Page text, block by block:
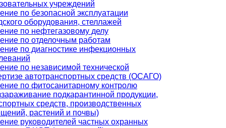
учреждений
по безопасной эксплуатации
оборудования, стеллажей
по нефтегазовому делу
по отделочным работам
по диагностике инфекционных
по независимой технической
автотранспортных средств (ОСАГО)
по фитосанитарному контролю
подкарантинной продукции,
средств, производственных
растений и почвы)
руководителей частных охранных